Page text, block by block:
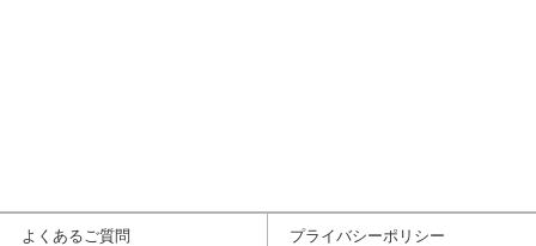
よくあるご質問 プライバシーポリシー